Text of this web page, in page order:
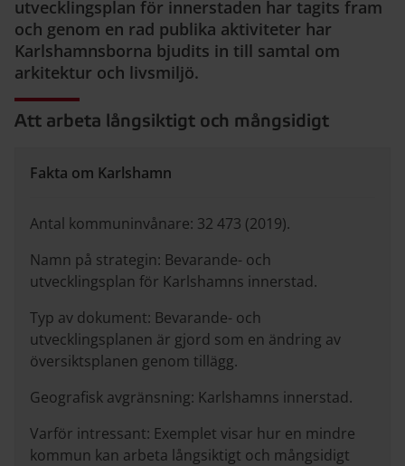
utvecklingsplan för innerstaden har tagits fram
och genom en rad publika aktiviteter har
Karlshamnsborna bjudits in till samtal om
arkitektur och livsmiljö.
Att arbeta långsiktigt och mångsidigt
Fakta om Karlshamn
Antal kommuninvånare: 32 473 (2019).
Namn på strategin: Bevarande- och
utvecklingsplan för Karlshamns innerstad.
Typ av dokument: Bevarande- och
utvecklingsplanen är gjord som en ändring av
översiktsplanen genom tillägg.
Geografisk avgränsning: Karlshamns innerstad.
Varför intressant: Exemplet visar hur en mindre
kommun kan arbeta långsiktigt och mångsidigt